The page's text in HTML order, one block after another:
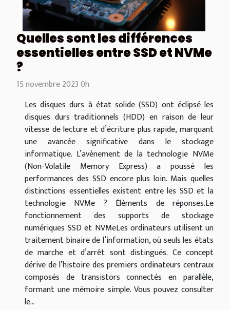
Quelles sont les différences
essentielles entre SSD et NVMe
?
15 novembre 2023 0h
Les disques durs à état solide (SSD) ont éclipsé les
disques durs traditionnels (HDD) en raison de leur
vitesse de lecture et d’écriture plus rapide, marquant
une avancée significative dans le stockage
informatique. L’avènement de la technologie NVMe
(Non-Volatile Memory Express) a poussé les
performances des SSD encore plus loin. Mais quelles
distinctions essentielles existent entre les SSD et la
technologie NVMe ? Éléments de réponses.Le
fonctionnement des supports de stockage
numériques SSD et NVMeLes ordinateurs utilisent un
traitement binaire de l’information, où seuls les états
de marche et d’arrêt sont distingués. Ce concept
dérive de l’histoire des premiers ordinateurs centraux
composés de transistors connectés en parallèle,
formant une mémoire simple. Vous pouvez consulter
le...